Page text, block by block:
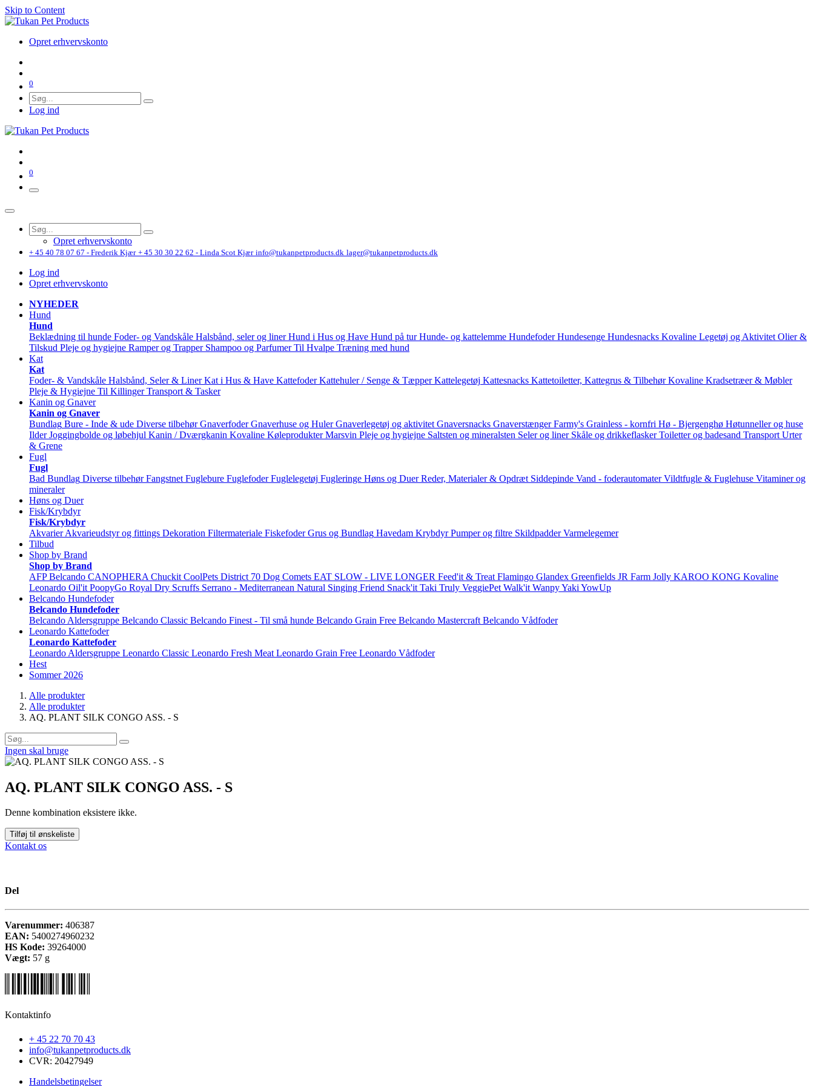
Skip to Content
Opret erhvervskonto
0
Log ind
0
Opret erhvervskonto
+ 45 40 78 07 67 - Frederik Kjær + 45 30 30 22 62 - Linda Scot Kjær info@tukanpetproducts.dk lager@tukanpetproducts.dk
Log ind
Opret erhvervskonto
NYHEDER
Hund
Hund
Beklædning til hunde Foder- og Vandskåle Halsbånd, seler og liner Hund i Hus og Have Hund på tur Hunde- og kattelemme Hundefoder Hundesenge Hundesnacks Kovaline Legetøj og Aktivitet Olier &
Tilskud Pleje og hygiejne Ramper og Trapper Shampoo og Parfumer Til Hvalpe Træning med hund
Kat
Kat
Foder- & Vandskåle Halsbånd, Seler & Liner Kat i Hus & Have Kattefoder Kattehuler / Senge & Tæpper Kattelegetøj Kattesnacks Kattetoiletter, Kattegrus & Tilbehør Kovaline Kradsetræer & Møbler
Pleje & Hygiejne Til Killinger Transport & Tasker
Kanin og Gnaver
Kanin og Gnaver
Bundlag Bure - Inde & ude Diverse tilbehør Gnaverfoder Gnaverhuse og Huler Gnaverlegetøj og aktivitet Gnaversnacks Gnaverstænger Farmy's Grainless - kornfri Hø - Bjergenghø Høtunneller og huse
Ilder Joggingbolde og løbehjul Kanin / Dværgkanin Kovaline Køleprodukter Marsvin Pleje og hygiejne Saltsten og mineralsten Seler og liner Skåle og drikkeflasker Toiletter og badesand Transport Urter
& Grene
Fugl
Fugl
Bad Bundlag Diverse tilbehør Fangstnet Fuglebure Fuglefoder Fuglelegetøj Fugleringe Høns og Duer Reder, Materialer & Opdræt Siddepinde Vand - foderautomater Vildtfugle & Fuglehuse Vitaminer og
mineraler
Høns og Duer
Fisk/Krybdyr
Fisk/Krybdyr
Akvarier Akvarieudstyr og fittings Dekoration Filtermateriale Fiskefoder Grus og Bundlag Havedam Krybdyr Pumper og filtre Skildpadder Varmelegemer
Tilbud
Shop by Brand
Shop by Brand
AFP Belcando CANOPHERA Chuckit CoolPets District 70 Dog Comets EAT SLOW - LIVE LONGER Feed'it & Treat Flamingo Glandex Greenfields JR Farm Jolly KAROO KONG Kovaline
Leonardo Oil'it PoopyGo Royal Dry Scruffs Serrano - Mediterranean Natural Singing Friend Snack'it Taki Truly VeggiePet Walk'it WanpyYaki YowUp
Belcando Hundefoder
Belcando Hundefoder
Belcando Aldersgruppe Belcando Classic Belcando Finest - Til små hunde Belcando Grain Free Belcando Mastercraft Belcando Vådfoder
Leonardo Kattefoder
Leonardo Kattefoder
Leonardo Aldersgruppe Leonardo Classic Leonardo Fresh Meat Leonardo Grain Free Leonardo Vådfoder
Hest
Sommer 2026
Alle produkter
Alle produkter
AQ. PLANT SILK CONGO ASS. - S
Ingen skal bruge
AQ. PLANT SILK CONGO ASS. - S
Denne kombination eksistere ikke.
Tilføj til ønskeliste
Kontakt os
Del
Varenummer: 406387
EAN: 5400274960232
HS Kode: 39264000
Vægt: 57 g
Kontaktinfo
+ 45 22 70 70 43
info@tukanpetproducts.dk
CVR: 20427949
Handelsbetingelser